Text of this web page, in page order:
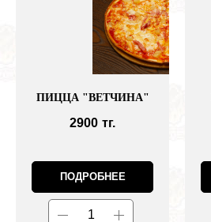
ПИЦЦА "ВЕТЧИНА"
2900 тг.
ПОДРОБНЕЕ